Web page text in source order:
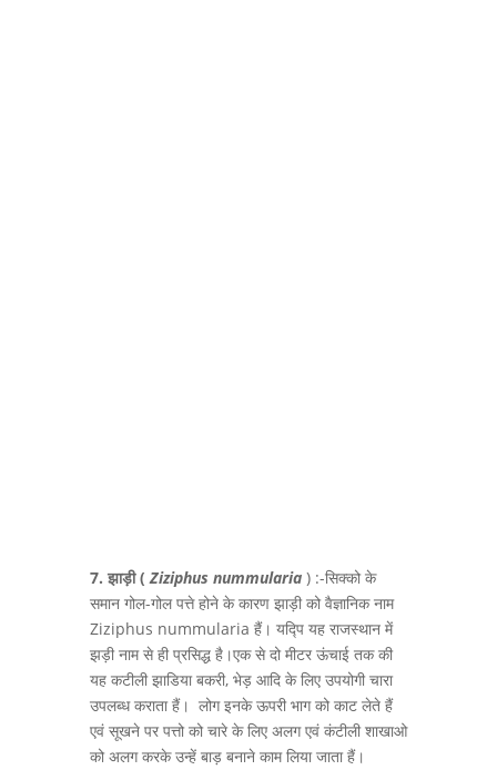
7. झाड़ी(Ziziphus nummularia ) :-सिक्को के
समान गोल-गोल पत्ते होने के कारण झाड़ी को वैज्ञानिक नाम
Ziziphus nummularia हैं। यद्पि यह राजस्थान में
झड़ी नाम से ही प्रसिद्ध है।एक से दो मीटर ऊंचाई तक की
यह कटीली झाडिया बकरी, भेड़ आदि के लिए उपयोगी चारा
उपलब्ध कराता हैं। लोग इनके ऊपरी भाग को काट लेते हैं
एवं सूखने पर पत्तो को चारे के लिए अलग एवं कंटीली शाखाओ
को अलग करके उन्हें बाड़ बनाने काम लिया जाता हैं।